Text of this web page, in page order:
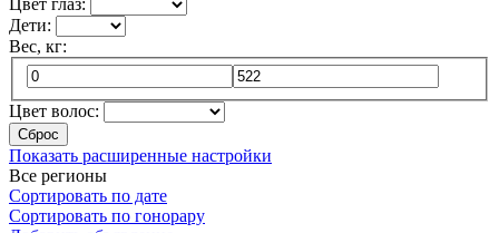
Дети:
Вес, кг:
Цвет волос:
Сброс
Показать расширенные настройки
Все регионы
Сортировать по дате
Сортировать по гонорару